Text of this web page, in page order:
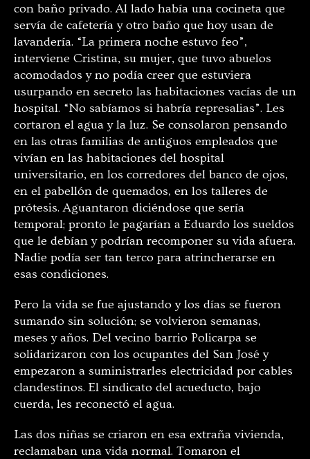
con baño privado. Al lado había una cocineta que
servía de cafetería y otro baño que hoy usan de
lavandería. “La primera noche estuvo feo”,
interviene Cristina, su mujer, que tuvo abuelos
acomodados y no podía creer que estuviera
usurpando en secreto las habitaciones vacías de un
hospital. “No sabíamos si habría represalias”. Les
cortaron el agua y la luz. Se consolaron pensando
en las otras familias de antiguos empleados que
vivían en las habitaciones del hospital
universitario, en los corredores del banco de ojos,
en el pabellón de quemados, en los talleres de
prótesis. Aguantaron diciéndose que sería
temporal; pronto le pagarían a Eduardo los sueldos
que le debían y podrían recomponer su vida afuera.
Nadie podía ser tan terco para atrincherarse en
esas condiciones.
Pero la vida se fue ajustando y los días se fueron
sumando sin solución; se volvieron semanas,
meses y años. Del vecino barrio Policarpa se
solidarizaron con los ocupantes del San José y
empezaron a suministrarles electricidad por cables
clandestinos. El sindicato del acueducto, bajo
cuerda, les reconectó el agua.
Las dos niñas se criaron en esa extraña vivienda,
reclamaban una vida normal. Tomaron el